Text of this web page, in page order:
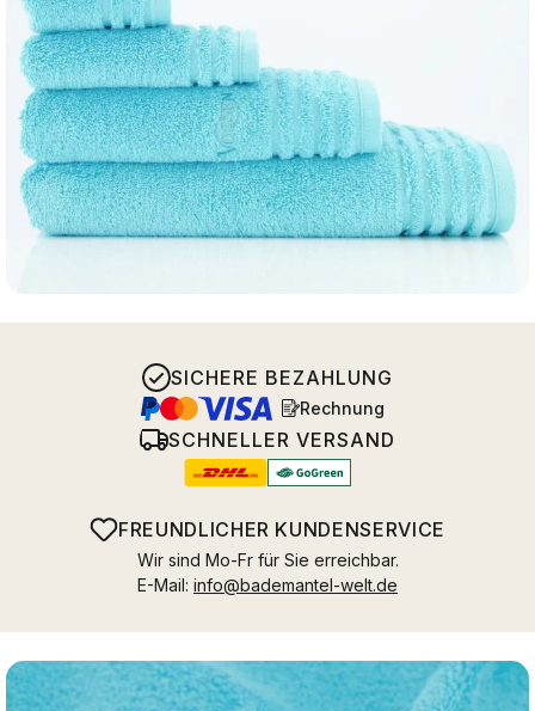
SICHERE BEZAHLUNG
Rechnung
SCHNELLER VERSAND
FREUNDLICHER KUNDENSERVICE
Wir sind Mo-Fr für Sie erreichbar.
E-Mail: info@bademantel-welt.de